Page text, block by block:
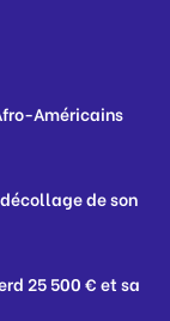
Américains
de son
25 500 € et sa